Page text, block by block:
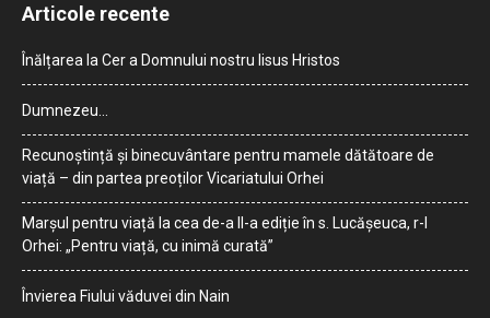
Articole recente
Înălțarea la Cer a Domnului nostru Iisus Hristos
Dumnezeu…
Recunoștință și binecuvântare pentru mamele dătătoare de
viață – din partea preoților Vicariatului Orhei
Marșul pentru viață la cea de-a II-a ediție în s. Lucășeuca, r-l
Orhei: „Pentru viață, cu inimă curată”
Învierea Fiului văduvei din Nain